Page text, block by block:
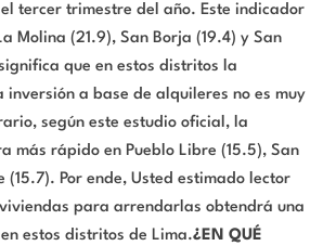
tercer trimestre del año. Este indicador
Molina (21.9), San Borja (19.4) y San
que en estos distritos la
inversión a base de alquileres no es muy
según este estudio oficial, la
más rápido en Pueblo Libre (15.5), San
(15.7). Por ende, Usted estimado lector
para arrendarlas obtendrá una
estos distritos de Lima.¿EN QUÉ